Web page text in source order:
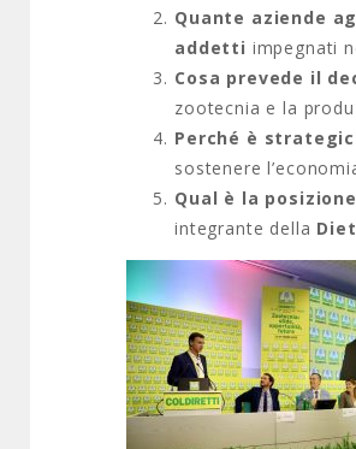
Quante aziende
addetti impegnati
Cosa prevede il
zootecnia e la
Perché è
sostenere
Qual è la
integrante della